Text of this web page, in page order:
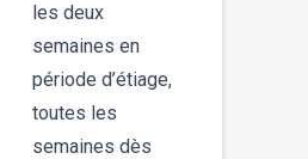
les deux
semaines en
période d’étiage,
toutes les
semaines dès